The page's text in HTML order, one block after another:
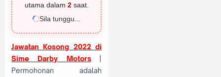
utama dalam 2saat.
Sila tunggu...
Jawatan Kosong 2022 di
Sime Darby Motors|
Permohonan adalah